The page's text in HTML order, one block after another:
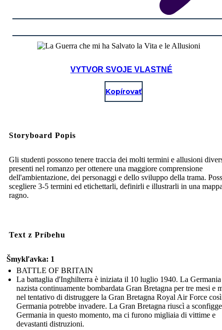
VYTVOR SVOJE VLASTNÉ
Kopírovať
Storyboard Popis
Gli studenti possono tenere traccia dei molti termini e allusioni
presenti nel romanzo per ottenere una maggiore comprensione
dell'ambientazione, dei personaggi e dello sviluppo della trama.
scegliere 3-5 termini ed etichettarli, definirli e illustrarli in una
ragno.
Text z Príbehu
Šmykľavka: 1
BATTLE OF BRITAIN
La battaglia d'Inghilterra è iniziata il 10 luglio 1940. La Germania
nazista continuamente bombardata Gran Bretagna per tre mesi e
nel tentativo di distruggere la Gran Bretagna Royal Air Force
Germania potrebbe invadere. La Gran Bretagna riuscì a
Germania in questo momento, ma ci furono migliaia di vittime e
devastanti distruzioni.